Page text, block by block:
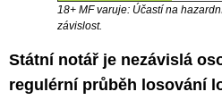
18+ MF varuje: Účastí na
závislost.
Státní notář je nezávislá
regulérní průběh losování